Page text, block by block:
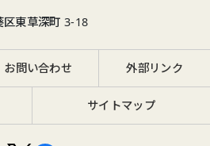
区東草深町 3-18
お問い合わせ 外部リンク
サイトマップ